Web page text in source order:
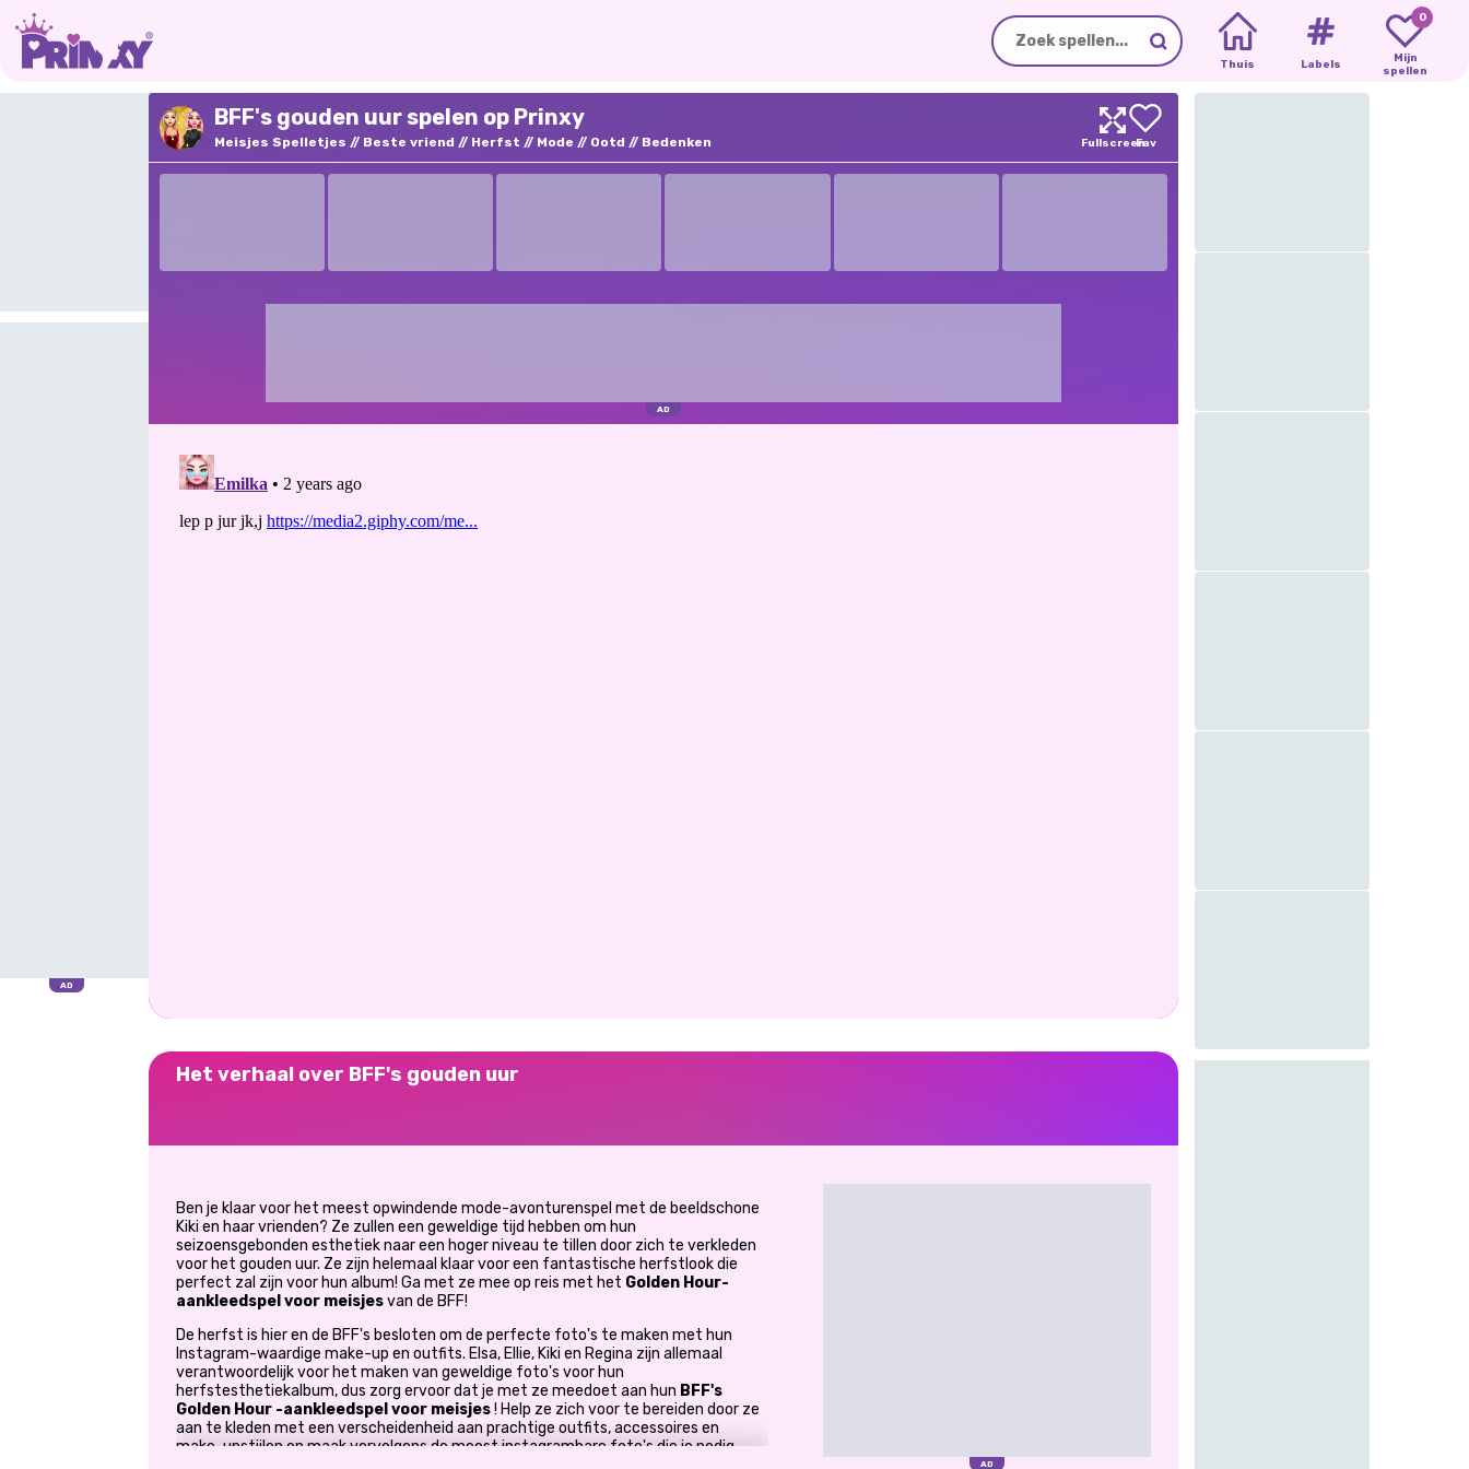
Thuis Labels
0
Mijn
spellen
BFF's gouden uur spelen op Prinxy
Meisjes Spelletjes Beste vriend Herfst Mode Ootd Bedenken
Het verhaal over BFF's gouden uur
Ben je klaar voor het meest opwindende mode-avonturenspel met de beeldschone
Kiki en haar vrienden? Ze zullen een geweldige tijd hebben om hun
seizoensgebonden esthetiek naar een hoger niveau te tillen door zich te verkleden
voor het gouden uur. Ze zijn helemaal klaar voor een fantastische herfstlook die
perfect zal zijn voor hun album! Ga met ze mee op reis met het Golden Hour-
aankleedspel voor meisjesvan de BFF!
De herfst is hier en de BFF's besloten om de perfecte foto's te maken met hun
Instagram-waardige make-up en outfits. Elsa, Ellie, Kiki en Regina zijn allemaal
verantwoordelijk voor het maken van geweldige foto's voor hun
herfstesthetiekalbum, dus zorg ervoor dat je met ze meedoet aan hun BFF's
Golden Hour -aankleedspel voor meisjes! Help ze zich voor te bereiden door ze
aan te kleden met een verscheidenheid aan prachtige outfits, accessoires en
make-upstijlen en maak vervolgens de meest instagrambare foto's die je nodig